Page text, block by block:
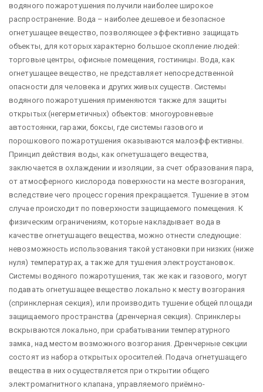
водяного пожаротушения получили наиболее широкое
распространение. Вода – наиболее дешевое и безопасное
огнетушащее вещество, позволяющее эффективно защищать
объекты, для которых характерно большое скопление людей:
торговые центры, офисные помещения, гостиницы. Вода, как
огнетушащее вещество, не представляет непосредственной
опасности для человека и других живых существ. Системы
водяного пожаротушения применяются также для защиты
открытых (негерметичных) объектов: многоуровневые
автостоянки, гаражи, боксы, где системы газового и
порошкового пожаротушения оказываются малоэффективны.
Принцип действия воды, как огнетушащего вещества,
заключается в охлаждении и изоляции, за счет образования пара,
от атмосферного кислорода поверхности на месте возгорания,
вследствие чего процесс горения прекращается. Тушение в этом
случае происходит по поверхности защищаемого помещения. К
физическим ограничениям, которые накладывает вода в
качестве огнетушащего вещества, можно отнести следующие:
невозможность использования такой установки при низких (ниже
нуля) температурах, а также для тушения электроустановок.
Системы водяного пожаротушения, так же как и газового, могут
подавать огнетушащее вещество локально к месту возгорания
(спринклерная секция), или производить тушение общей площади
защищаемого пространства (дренчерная секция). Спринклеры
вскрываются локально, при срабатывании температурного
замка, над местом возможного возгорания. Дренчерные секции
состоят из набора открытых оросителей. Подача огнетушащего
вещества в них осуществляется при открытии общего
электромагнитного клапана, управляемого приёмно-